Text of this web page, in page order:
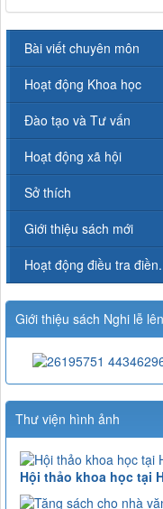
Bài viết chuyên môn
Hoạt động Khoa học
Đào tạo và Tư vấn
Hoạt động xã hội
Sở thích
Giới thiệu sách mới
Hoạt động điều tra
Giới thiệu sách Nghi lễ
Thư viện hình ảnh
Hội thảo khoa học tại